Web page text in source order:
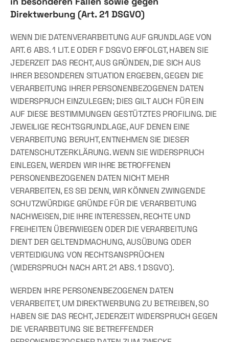
Direktwerbung (Art. 21 DSGVO)
WENN DIE DATENVERARBEITUNG AUF GRUNDLAGE VON
ART. 6 ABS. 1 LIT. E ODER F DSGVO ERFOLGT, HABEN SIE
JEDERZEIT DAS RECHT, AUS GRÜNDEN, DIE SICH AUS
IHRER BESONDEREN SITUATION ERGEBEN, GEGEN DIE
VERARBEITUNG IHRER PERSONENBEZOGENEN DATEN
WIDERSPRUCH EINZULEGEN; DIES GILT AUCH FÜR EIN
AUF DIESE BESTIMMUNGEN GESTÜTZTES PROFILING. DIE
JEWEILIGE RECHTSGRUNDLAGE, AUF DENEN EINE
VERARBEITUNG BERUHT, ENTNEHMEN SIE DIESER
DATENSCHUTZERKLÄRUNG. WENN SIE WIDERSPRUCH
EINLEGEN, WERDEN WIR IHRE BETROFFENEN
PERSONENBEZOGENEN DATEN NICHT MEHR
VERARBEITEN, ES SEI DENN, WIR KÖNNEN ZWINGENDE
SCHUTZWÜRDIGE GRÜNDE FÜR DIE VERARBEITUNG
NACHWEISEN, DIE IHRE INTERESSEN, RECHTE UND
FREIHEITEN ÜBERWIEGEN ODER DIE VERARBEITUNG
DIENT DER GELTENDMACHUNG, AUSÜBUNG ODER
VERTEIDIGUNG VON RECHTSANSPRÜCHEN
(WIDERSPRUCH NACH ART. 21 ABS. 1 DSGVO).
WERDEN IHRE PERSONENBEZOGENEN DATEN
VERARBEITET, UM DIREKTWERBUNG ZU BETREIBEN, SO
HABEN SIE DAS RECHT, JEDERZEIT WIDERSPRUCH GEGEN
DIE VERARBEITUNG SIE BETREFFENDER